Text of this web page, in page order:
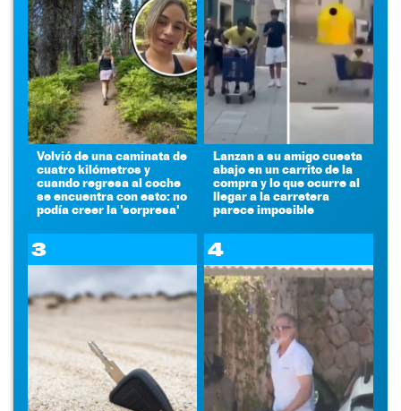
Volvió de una caminata de
cuatro kilómetros y
cuando regresa al coche
se encuentra con esto: no
podía creer la 'sorpresa'
Lanzan a su amigo cuesta
abajo en un carrito de la
compra y lo que ocurre al
llegar a la carretera
parece imposible
3 4